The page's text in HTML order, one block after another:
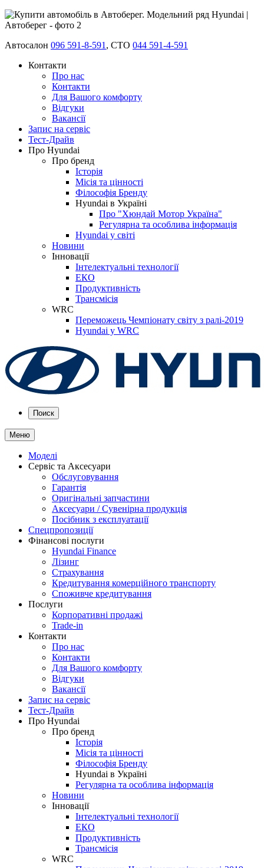
Автосалон 096 591-8-591 , СТО 044 591-4-591
Контакти
Про нас
Контакти
Для Вашого комфорту
Відгуки
Вакансії
Запис на сервіс
Тест-Драйв
Про Hyundai
Про бренд
Історія
Місія та цінності
Філософія Бренду
Hyundai в Україні
Про "Хюндай Мотор Україна"
Регулярна та особлива інформація
Hyundai у світі
Новини
Інновації
Інтелектуальні технології
ЕКО
Продуктивність
Трансмісія
WRC
Переможець Чемпіонату світу з ралі-2019
Hyundai у WRC
Поиск
Меню
Моделі
Сервіс та Аксесуари
Обслуговування
Гарантія
Оригінальні запчастини
Аксесуари / Сувенірна продукція
Посібник з експлуатації
Спецпропозиції
Фінансові послуги
Hyundai Finance
Лізинг
Страхування
Кредитування комерційного транспорту
Споживче кредитування
Послуги
Корпоративні продажі
Trade-in
Контакти
Про нас
Контакти
Для Вашого комфорту
Відгуки
Вакансії
Запис на сервіс
Тест-Драйв
Про Hyundai
Про бренд
Історія
Місія та цінності
Філософія Бренду
Hyundai в Україні
Регулярна та особлива інформація
Новини
Інновації
Інтелектуальні технології
ЕКО
Продуктивність
Трансмісія
WRC